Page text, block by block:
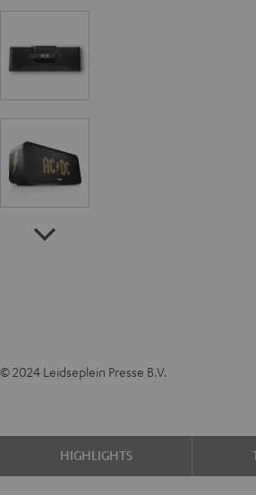
© 2024 Leidseplein Presse B.V.
HIGHLIGHTS